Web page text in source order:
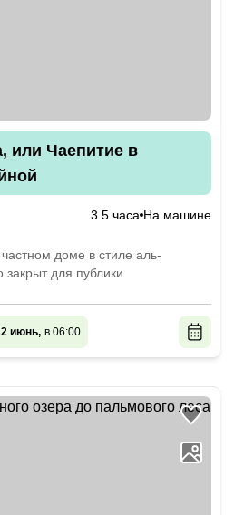
или Чаепитие в
3.5 часа На машине
доме в стиле аль-
для публики
июнь, в 06:00